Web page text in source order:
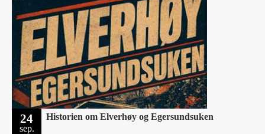
24
sep.
Historien om Elverhøy og Egersundsuken